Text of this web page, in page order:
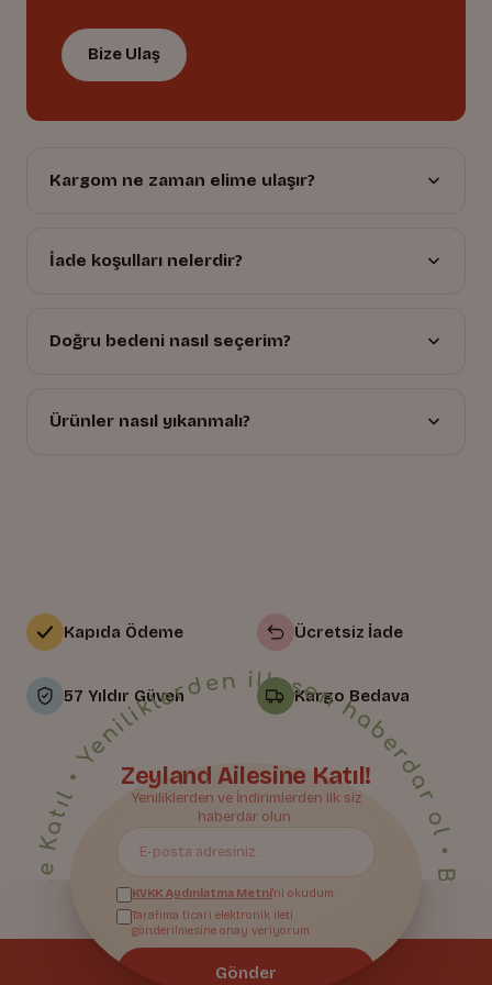
Bize Ulaş
Kargom ne zaman elime ulaşır?
İade koşulları nelerdir?
Doğru bedeni nasıl seçerim?
Ürünler nasıl yıkanmalı?
Kapıda Ödeme
57 Yıldır Güven
Ücretsiz İade
Kargo Bedava
Bize Katıl• Yeniliklerden ilk sen haberdar ol • Bize Katıl • Yeniliklerden ilk sen haberdar ol • Bize Katıl • Yeniliklerden ilk sen haberdar ol • Bize Katıl • Yeniliklerden ilk sen haberdar ol • Bize Katıl • Yeniliklerden ilk sen haberdar ol • Bize Katıl • Yeniliklerden ilk sen haberdar ol • Bize Katıl • Yeniliklerden ilk sen haberdar ol • Bize Katıl • Yeniliklerden ilk sen haberdar ol • Bize Katıl • Yeniliklerden ilk sen haberdar ol • Bize Katıl • Yeniliklerden ilk sen haberdar ol • Bize Katıl • Yeniliklerden ilk sen haberdar ol • Bize Katıl • Yeniliklerden ilk sen haberdar ol • Bize Katıl • Yeniliklerden ilk sen haberdar ol • Bize Katıl • Yeniliklerden ilk sen haberdar ol • Bize Katıl • Yeniliklerden ilk sen haberdar ol • Bize Katıl • Yeniliklerden ilk sen haberdar ol • Bize Katıl • Yeniliklerden ilk sen haberdar ol • Bize Katıl • Yeniliklerden ilk sen haberdar ol • Bize Katıl • Yeniliklerden ilk sen haberdar ol •
Zeyland Ailesine Katıl!
Yeniliklerden ve İndirimlerden ilk siz
haberdar olun.
KVKK Aydınlatma Metni'ni okudum.
Tarafıma ticari elektronik ileti
gönderilmesine onay veriyorum.
Gönder